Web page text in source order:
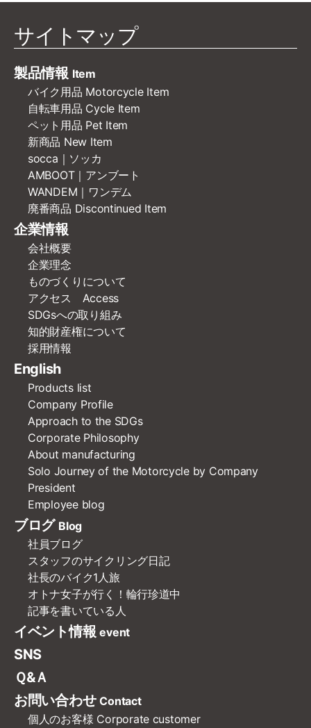
サイトマップ
製品情報 Item
バイク用品 Motorcycle Item
自転車用品 Cycle Item
ペット用品 Pet Item
新商品 New Item
socca｜ソッカ
AMBOOT｜アンブート
WANDEM｜ワンデム
廃番商品 Discontinued Item
企業情報
会社概要
企業理念
ものづくりについて
アクセス Access
SDGsへの取り組み
知的財産権について
採用情報
English
Products list
Company Profile
Approach to the SDGs
Corporate Philosophy
About manufacturing
Solo Journey of the Motorcycle by Company
President
Employee blog
ブログ Blog
社員ブログ
スタッフのサイクリング日記
社長のバイク1人旅
オトナ女子が行く！輪行珍道中
記事を書いている人
イベント情報 event
SNS
Ｑ&Ａ
お問い合わせ Contact
個人のお客様 Corporate customer